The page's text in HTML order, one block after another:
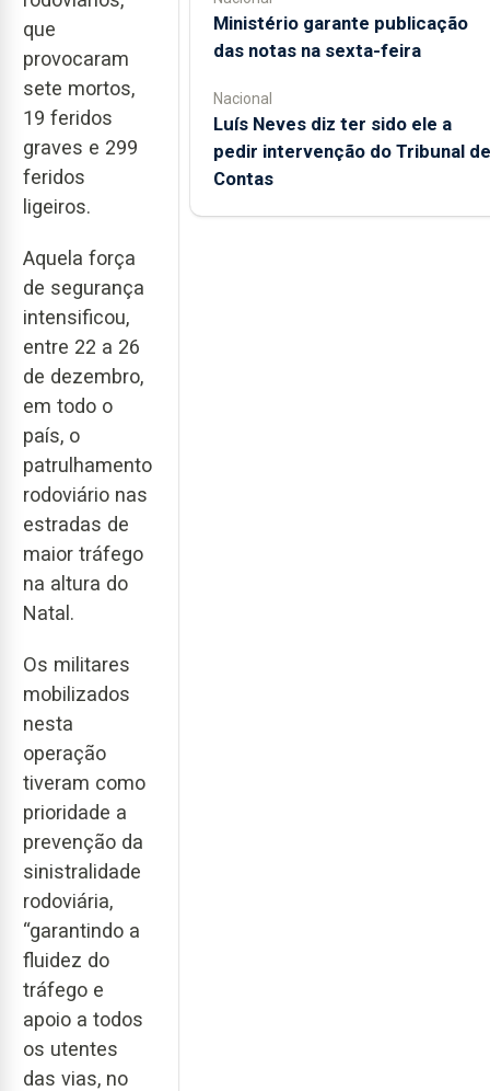
que
provocaram
sete mortos,
19 feridos
graves e 299
feridos
ligeiros.
Aquela força
de segurança
intensificou,
entre 22 a 26
de dezembro,
em todo o
país, o
patrulhamento
rodoviário nas
estradas de
maior tráfego
na altura do
Natal.
Os militares
mobilizados
nesta
operação
tiveram como
prioridade a
prevenção da
sinistralidade
rodoviária,
“garantindo a
fluidez do
tráfego e
apoio a todos
os utentes
das vias, no
Ministério garante publicação
das notas na sexta-feira
Nacional
Luís Neves diz ter sido ele a
pedir intervenção do Tribunal de
Contas